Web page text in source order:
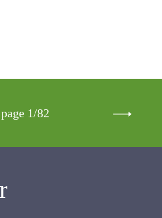
1/82
notre newsletter.